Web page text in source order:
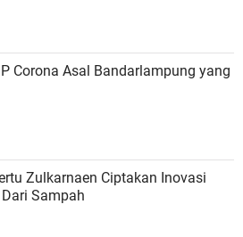
Corona Asal Bandarlampung yang
Zulkarnaen Ciptakan Inovasi
Sampah